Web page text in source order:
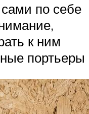
по себе
к ним
портьеры